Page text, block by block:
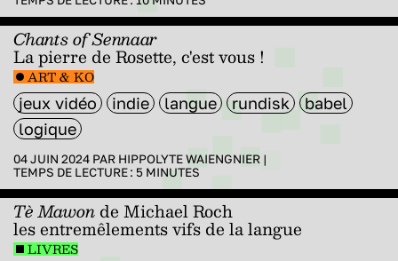
Chants of Sennaar
La pierre de Rosette, c'est vous !
ART & KO
jeux vidéo indie langue rundisk
babel
logique
04 JUIN 2024 PAR HIPPOLYTE WAIENGNIER |
TEMPS DE LECTURE : 5 MINUTES
Tè Mawonde Michael Roch
les entremêlements vifs de la langue
LIVRES